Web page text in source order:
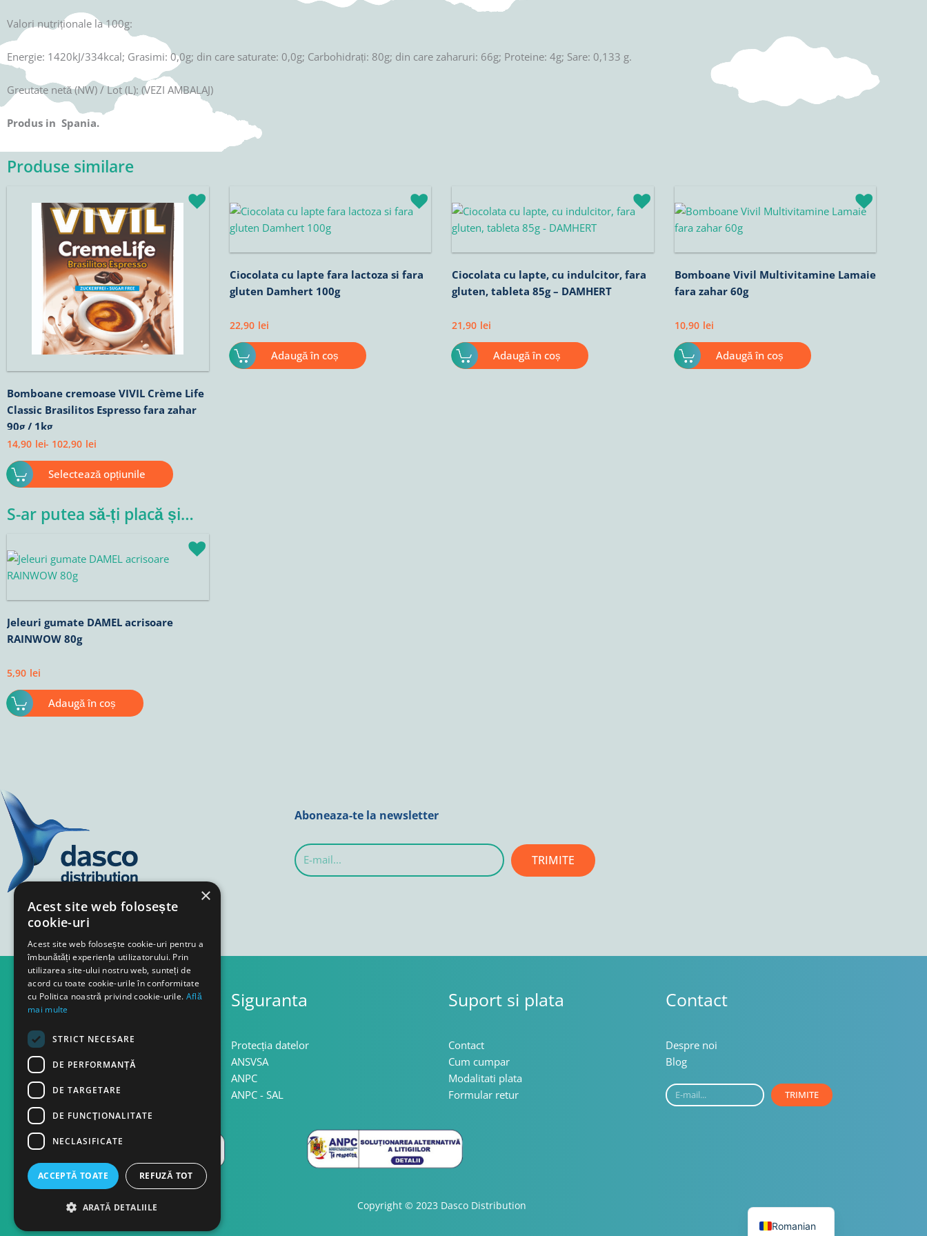
Valori nutriționale la 100g:
Energie: 1420kJ/334kcal; Grasimi: 0,0g; din care saturate: 0,0g; Carbohidrați: 80g; din care zaharuri: 66g; Proteine: 4g; Sare: 0,133 g.
Greutate netă (NW) / Lot (L): (VEZI AMBALAJ)
Produs in Spania.
Produse similare
Bomboane cremoase VIVIL Crème Life
Classic Brasilitos Espresso fara zahar
90g / 1kg
14,90 lei- 102,90 lei
de
prețuri:
14,90lei
până
la
102,90lei
Selectează opțiunile
Acest
produs
are
mai
multe
variații.
Opțiunile
pot
fi
alese
în
pagina
produsului.
Ciocolata cu lapte fara lactoza si fara
gluten Damhert 100g
22,90 lei
Adaugă în coș
Ciocolata cu lapte, cu indulcitor, fara
gluten, tableta 85g – DAMHERT
21,90 lei
Adaugă în coș
Bomboane Vivil Multivitamine Lamaie
fara zahar 60g
10,90 lei
Adaugă în coș
S-ar putea să-ți placă și…
Jeleuri gumate DAMEL acrisoare
RAINWOW 80g
5,90 lei
Adaugă în coș
Aboneaza-te la newsletter
E-
mail...
TRIMITE
Asistenta
Termeni si conditii
Confidentialitate
Politica cookie
Politica retur
Siguranta
Protecția datelor
ANSVSA
ANPC
ANPC - SAL
Suport si plata
Contact
Cum cumpar
Modalitati plata
Formular retur
Contact
Despre noi
Blog
E-
mail...
TRIMITE
Copyright © 2023 Dasco Distribution
Romanian
×
Acest site web folosește
cookie-uri
Acest site web folosește cookie-uri pentru a
îmbunătăți experiența utilizatorului. Prin
utilizarea site-ului nostru web, sunteți de
acord cu toate cookie-urile în conformitate
cu Politica noastră privind cookie-urile. Află
mai multe
STRICT NECESARE
DE PERFORMANȚĂ
DE TARGETARE
DE FUNCŢIONALITATE
NECLASIFICATE
ACCEPTĂ TOATE REFUZĂ TOT
ARATĂ DETALIILE